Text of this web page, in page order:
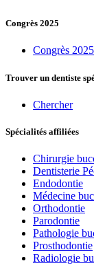
Congrès 2025
Congrès 2025
Trouver un dentiste
Chercher
Spécialités affiliées
Chirurgie
Dentisterie
Endodontie
Médecine
Orthodontie
Parodontie
Pathologie
Prosthodontie
Radiologie